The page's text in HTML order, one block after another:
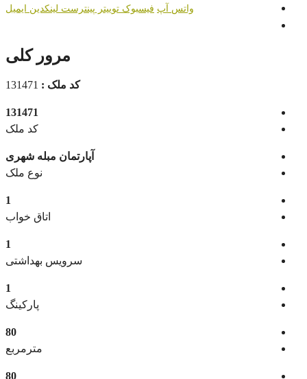
واتس آپ فیسبوک توییتر پینترست لینکدین ایمیل
مرور کلی
کد ملک :
131471
کد ملک
آپارتمان مبله شهری
نوع ملک
1
اتاق خواب
1
سرویس بهداشتی
1
پارکینگ
80
مترمربع
80